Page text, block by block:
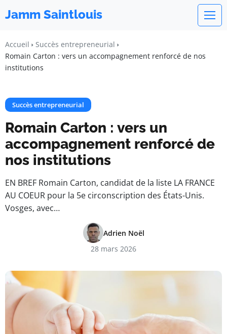
Jamm Saintlouis
Accueil
Succès entrepreneurial
Romain Carton : vers un accompagnement renforcé de nos
institutions
Succès entrepreneurial
Romain Carton : vers un
accompagnement renforcé de
nos institutions
EN BREF Romain Carton, candidat de la liste LA FRANCE
AU COEUR pour la 5e circonscription des États-Unis.
Vosges, avec…
Adrien Noël
28 mars 2026